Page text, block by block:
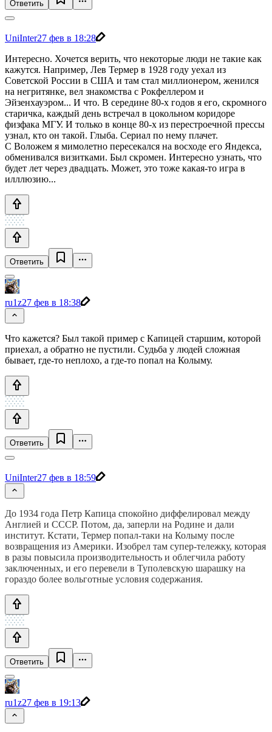
Ответить
UniInter27 фев в 18:28
Интересно. Хочется верить, что некоторые люди не такие как
кажутся. Например, Лев Термер в 1928 году уехал из
Советской России в США и там стал миллионером, женился
на негритянке, вел знакомства с Рокфеллером и
Эйзенхауэром... И что. В середине 80-х годов я его, скромного
старичка, каждый день встречал в цокольном коридоре
физфака МГУ. И только в конце 80-х из перестроечной прессы
узнал, кто он такой. Глыба. Сериал по нему плачет.
С Воложем я мимолетно пересекался на восходе его Яндекса,
обменивался визитками. Был скромен. Интересно узнать, что
будет лет через двадцать. Может, это тоже какая-то игра в
илллюзию...
Ответить
ru1z27 фев в 18:38
Что кажется? Был такой пример с Капицей старшим, которой
приехал, а обратно не пустили. Судьба у людей сложная
бывает, где-то неплохо, а где-то попал на Колыму.
Ответить
UniInter27 фев в 18:59
До 1934 года Петр Капица спокойно диффелировал между
Англией и СССР. Потом, да, заперли на Родине и дали
институт. Кстати, Термер попал-таки на Колыму после
возвращения из Америки. Изобрел там супер-тележку, которая
в разы повысила производительность и облегчила работу
заключенных, и его перевели в Туполевскую шарашку на
гораздо более вольготные условия содержания.
Ответить
ru1z27 фев в 19:13